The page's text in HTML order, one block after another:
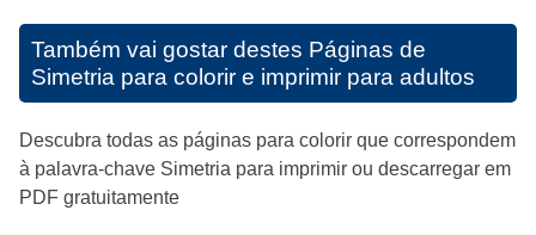
Também vai gostar destes Páginas de
Simetria para colorir e imprimir para adultos
Descubra todas as páginas para colorir que correspondem
à palavra-chave Simetria para imprimir ou descarregar em
PDF gratuitamente